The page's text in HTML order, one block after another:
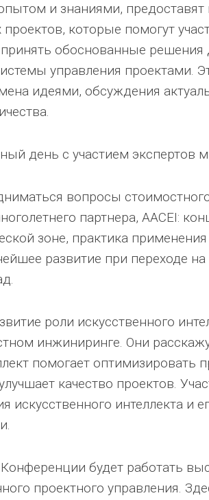
и знаниями,
проектов, которые помогут
обоснованные решения
управления проектами.
идеями, обсуждения
день с участием экспертов
вопросы
партнера, AACEI:
зоне, практика
развитие при переходе
роли искусственного
инжиниринге. Они
помогает оптимизировать
качество проектов.
искусственного интеллекта и
будет работать
проектного управления.